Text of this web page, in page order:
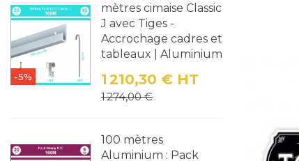
-5%
mètres cimaise Classic
J avec Tiges -
Accrochage cadres et
tableaux | Aluminium
Prix
1 210,30 € HT
Prix de base
1 274,00 €
100 mètres
Aluminium : Pack